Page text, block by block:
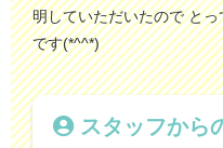
明していただいたので と
です(*^^*)
スタッフから